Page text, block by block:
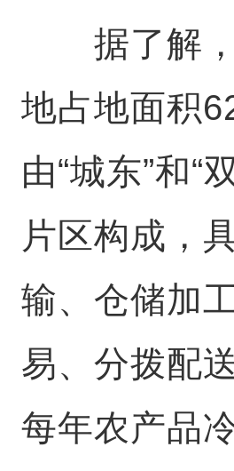
据了解，
地占地面积
由“城东”和“
片区构成，
输、仓储加
易、分拨配
每年农产品